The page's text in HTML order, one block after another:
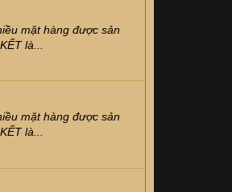
mặt hàng được sản
là...
mặt hàng được sản
là...